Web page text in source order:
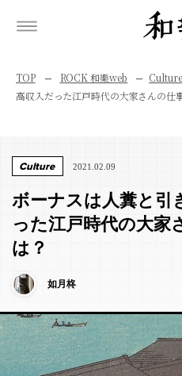
TOP ROCK 和樂web Culture
高収入だった江戸時代の大家さんの仕
Culture 2021.02.09
ボーナスは人糞と引
った江戸時代の大家
は？
如月柊